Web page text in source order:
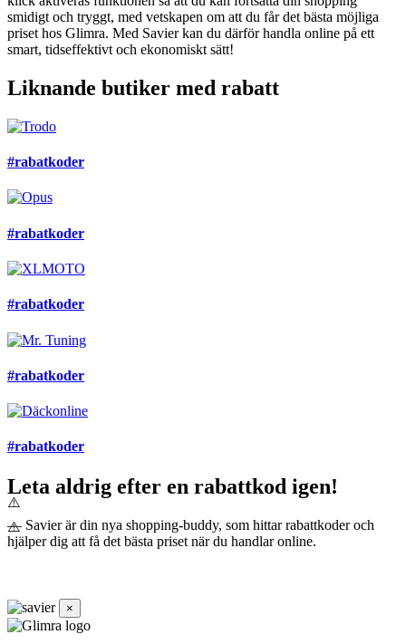
smidigt och tryggt, med vetskapen om att du får det bästa möjliga
priset hos Glimra. Med Savier kan du därför handla online på ett
smart, tidseffektivt och ekonomiskt sätt!
Liknande butiker med rabatt
#rabatkoder
#rabatkoder
#rabatkoder
#rabatkoder
#rabatkoder
Leta aldrig efter en rabattkod igen!
— Savier är din nya shopping-buddy, som hittar rabattkoder och
hjälper dig att få det bästa priset när du handlar online.
×